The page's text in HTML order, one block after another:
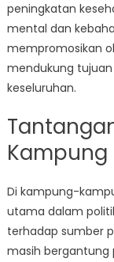
peningkatan
mental dan
mempromosikan
mendukung
keseluruhan.
Di kampung-
utama dalam
terhadap sumber
masih bergantung